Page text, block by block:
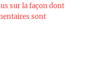
sur la façon dont
sont